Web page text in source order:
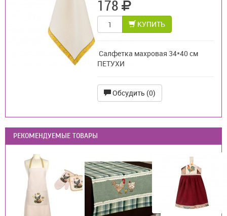
178
КУПИТЬ
Салфетка махровая 34*40 см
ПЕТУХИ
Обсудить (0)
РЕКОМЕНДУЕМЫЕ ТОВАРЫ